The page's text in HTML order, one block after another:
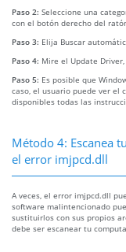
Paso 2: Seleccione una
con el botón derecho del
Paso 3: Elija Buscar
Paso 4: Mire el Update
Paso 5: Es posible que
caso, el usuario puede ver el
disponibles todas las
Método 4: Escanea
el error imjpcd.dll
A veces, el error imjpcd.dll
software malintencionado
sustituirlos con sus propios
debe ser escanear tu